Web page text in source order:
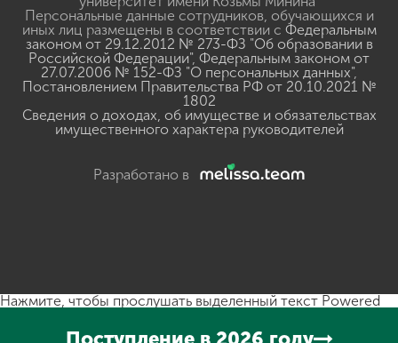
Персональные данные сотрудников, обучающихся и
иных лиц размещены в соответствии с Федеральным
законом от 29.12.2012 № 273-ФЗ "Об образовании в
Российской Федерации", Федеральным законом от
27.07.2006 № 152-ФЗ "О персональных данных",
Постановлением Правительства РФ от 20.10.2021 №
1802
Сведения о доходах, об имуществе и обязательствах
имущественного характера руководителей
Разработано в
Нажмите, чтобы прослушать выделенный текст Powered